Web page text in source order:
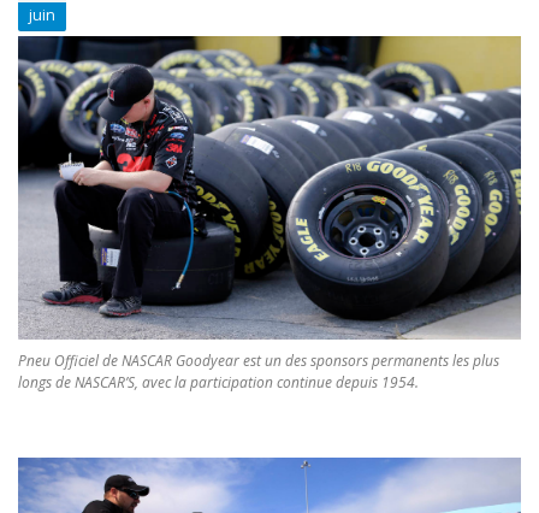
juin
Pneu Officiel de NASCAR Goodyear est un des sponsors permanents les plus
longs de NASCAR’S, avec la participation continue depuis 1954.